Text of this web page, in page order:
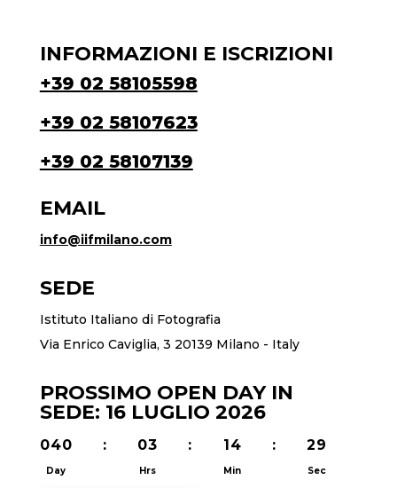
INFORMAZIONI E ISCRIZIONI
+39 02 58105598
+39 02 58107623
+39 02 58107139
EMAIL
info@iifmilano.com
SEDE
Istituto Italiano di Fotografia
Via Enrico Caviglia, 3 20139 Milano - Italy
PROSSIMO OPEN DAY IN
SEDE: 16 LUGLIO 2026
040
Day
: 03
Hrs
: 14
Min
: 29
Sec